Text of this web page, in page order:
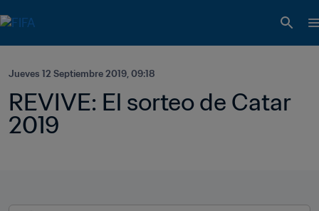
Jueves 12 Septiembre 2019, 09:18
REVIVE: El sorteo de Catar
2019